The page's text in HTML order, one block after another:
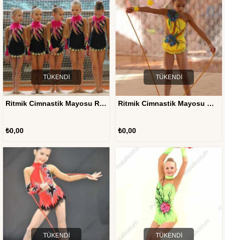
TÜKENDI
Ritmik Cimnastik Mayosu RJM-07
₺0,00
TÜKENDI
Ritmik Cimnastik Mayosu Mavi Çiçek RJM-02
₺0,00
TÜKENDI TÜKENDI